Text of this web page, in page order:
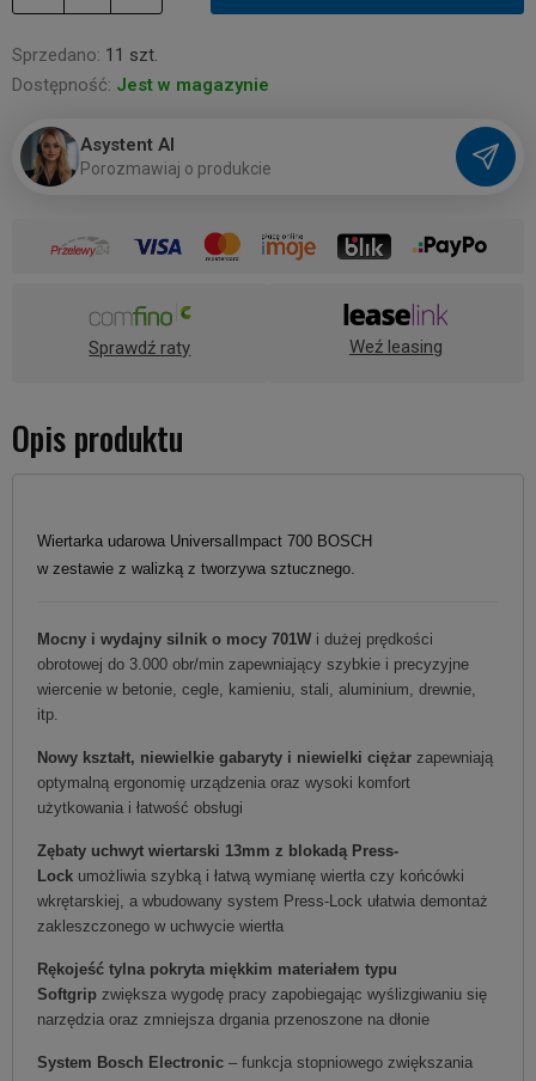
Sprzedano: 11 szt.
Dostępność: Jest w magazynie
Asystent AI
Porozmawiaj o produkcie
Sprawdź raty Weź leasing
Opis produktu
Wiertarka udarowa UniversalImpact 700 BOSCH
w zestawie z walizką z tworzywa sztucznego.
Mocny i wydajny silnik o mocy 701W i dużej prędkości
obrotowej do 3.000 obr/min zapewniający szybkie i precyzyjne
wiercenie w betonie, cegle, kamieniu, stali, aluminium, drewnie,
itp.
Nowy kształt, niewielkie gabaryty i niewielki ciężar zapewniają
optymalną ergonomię urządzenia oraz wysoki komfort
użytkowania i łatwość obsługi
Zębaty uchwyt wiertarski 13mm z blokadą Press-
Lock umożliwia szybką i łatwą wymianę wiertła czy końcówki
wkrętarskiej, a wbudowany system Press-Lock ułatwia demontaż
zakleszczonego w uchwycie wiertła
Rękojeść tylna pokryta miękkim materiałem typu
Softgrip zwiększa wygodę pracy zapobiegając wyślizgiwaniu się
narzędzia oraz zmniejsza drgania przenoszone na dłonie
System Bosch Electronic – funkcja stopniowego zwiększania